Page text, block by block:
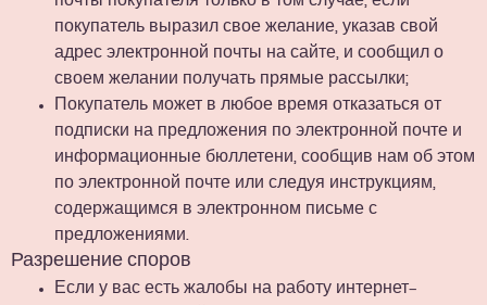
покупатель выразил свое желание, указав свой
адрес электронной почты на сайте, и сообщил о
своем желании получать прямые рассылки;
Покупатель может в любое время отказаться от
подписки на предложения по электронной почте и
информационные бюллетени, сообщив нам об этом
по электронной почте или следуя инструкциям,
содержащимся в электронном письме с
предложениями.
Разрешение споров
Если у вас есть жалобы на работу интернет-